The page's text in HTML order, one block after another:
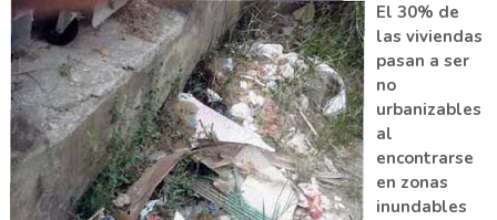
El 30% de
las viviendas
pasan a ser
no
urbanizables
al
encontrarse
en zonas
inundables